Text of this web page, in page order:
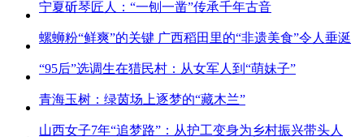
宁夏斫琴匠人：“一刨一凿”传承千年古音
螺蛳粉“鲜爽”的关键 广西稻田里的“非遗美食”令人垂涎
“95后”选调生在猎民村：从女军人到“萌妹子”
青海玉树：绿茵场上逐梦的“藏木兰”
山西女子7年“追梦路”：从护工变身为乡村振兴带头人